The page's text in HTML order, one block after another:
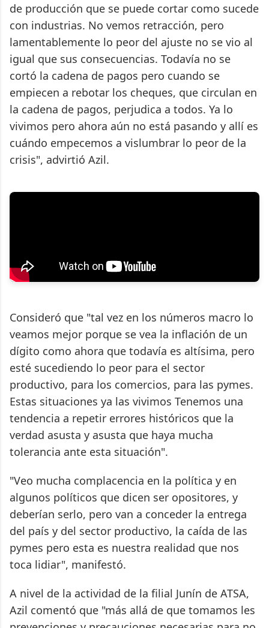
de producción que se puede cortar como sucede
con industrias. No vemos retracción, pero
lamentablemente lo peor del ajuste no se vio al
igual que sus consecuencias. Todavía no se
cortó la cadena de pagos pero cuando se
empiecen a rebotar los cheques, que circulan en
la cadena de pagos, perjudica a todos. Ya lo
vivimos pero ahora aún no está pasando y allí es
cuándo empecemos a vislumbrar lo peor de la
crisis", advirtió Azil.
Consideró que "tal vez en los números macro lo
veamos mejor porque se vea la inflación de un
dígito como ahora que todavía es altísima, pero
esté sucediendo lo peor para el sector
productivo, para los comercios, para las pymes.
Estas situaciones ya las vivimos Tenemos una
tendencia a repetir errores históricos que la
verdad asusta y asusta que haya mucha
tolerancia ante esta situación".
"Veo mucha complacencia en la política y en
algunos políticos que dicen ser opositores, y
deberían serlo, pero van a conceder la entrega
del país y del sector productivo, la caída de las
pymes pero esta es nuestra realidad que nos
toca lidiar", manifestó.
A nivel de la actividad de la filial Junín de ATSA,
Azil comentó que "más allá de que tomamos les